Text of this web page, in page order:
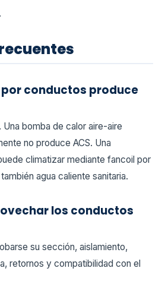
conductos produce
bomba de calor aire-aire
no produce ACS. Una
climatizar mediante fancoil por
agua caliente sanitaria.
los conductos
su sección, aislamiento,
retornos y compatibilidad con el